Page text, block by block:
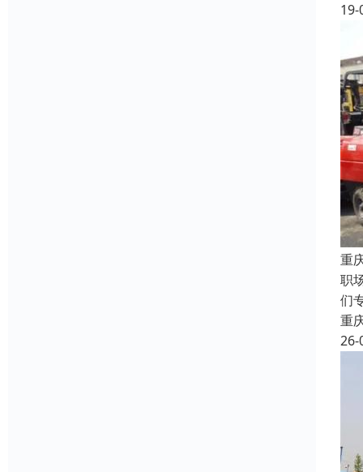
19-
重
职
们
重
26-